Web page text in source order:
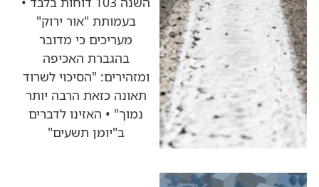
בעמותת "אור ירוק"
מעריכים כי מדובר
בהגברת האכיפה
ומזהירים: "הסיכוי לשרוד
תאונה כזאת הרבה יותר
נמוך" • האזינו לדברים
ב"יומן תשעים"